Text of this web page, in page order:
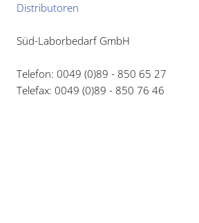
Distributoren
Süd-Laborbedarf GmbH
Telefon: 0049 (0)89 - 850 65 27
Telefax: 0049 (0)89 - 850 76 46